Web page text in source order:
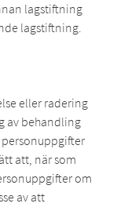
lagstiftning
lagstiftning.
eller radering
av behandling
personuppgifter
att, när som
om
av att